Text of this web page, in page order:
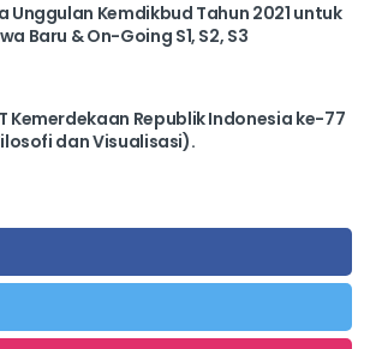
Unggulan Kemdikbud Tahun 2021 untuk
Baru & On-Going S1, S2, S3
Kemerdekaan Republik Indonesia ke-77
dan Visualisasi).